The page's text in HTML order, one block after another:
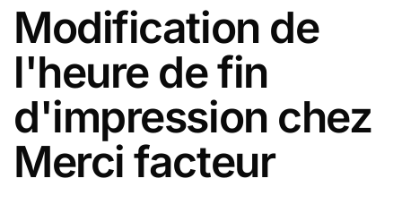
Modification de
l'heure de fin
d'impression chez
Merci facteur